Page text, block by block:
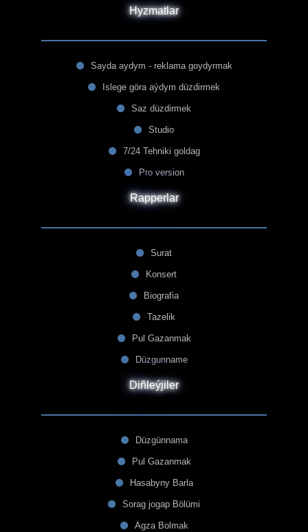
Hyzmatlar
Sayda aydym - reklama goydyrmak
Islege göra aýdym düzdirmek
Saz düzdirmek
Studio
7/24 Tehniki goldag
Pro version
Rapperlar
Surat
Konsert
Biografia
Tazelik
Pul Gazanmak
Düzgunname
Diñleýjiler
Düzgünnama
Pul Gazanmak
Hasabyny Barla
Sorag jogap Bölümi
Agza Bolmak